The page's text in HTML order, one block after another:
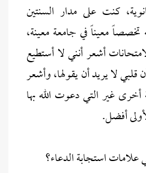
كنت على مدار السنتين
تخصصاً معيناً في جامعة معينة،
أشعر أنني لا أستطيع
لا يريد أن يقولها، وأشعر
غير التي دعوت الله بها
أفضل.
علامات استجابة الدعاء؟